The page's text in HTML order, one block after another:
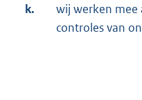
k.
wij werken mee
controles van